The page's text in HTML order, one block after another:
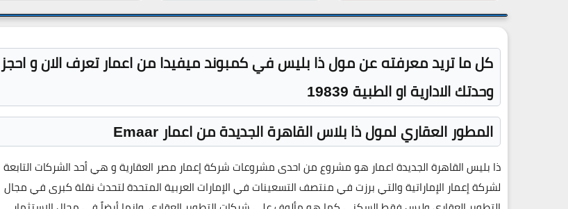
كل ما تريد معرفته عن مول ذا بليس في كمبوند ميفيدا من اعمار تعرف الان و احجز
وحدتك الادارية او الطبية 19839
المطور العقاري لمول ذا بلاس القاهرة الجديدة من اعمار Emaar
ذا بليس القاهرة الجديدة اعمار هو مشروع من احدى مشروعات شركة إعمار مصر العقارية و هي أحد الشركات التابعة
لشركة إعمار الإماراتية والتي برزت في منتصف التسعينات في الإمارات العربية المتحدة لتحدث نقلة كبرى في مجال